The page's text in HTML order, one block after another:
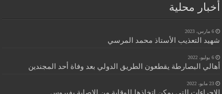
أخبار محلية
6 مارس، 2023
شهيد التعذيب الأستاذ محمد المرسي
6 يوليو، 2022
أهالي البصارطة يقطعون الطريق الدولي بعد وفاة أحد المجندين
23 مايو، 2022
الإجراءات التي يمكن اتخاذها للوقاية من الإصابة بفيروس